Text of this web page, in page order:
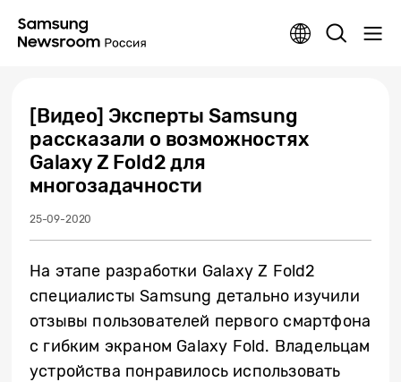
[Видео] Эксперты Samsung
рассказали о возможностях
Galaxy Z Fold2 для
многозадачности
25-09-2020
На этапе разработки Galaxy Z Fold2
специалисты Samsung детально изучили
отзывы пользователей первого смартфона
с гибким экраном Galaxy Fold. Владельцам
устройства понравилось использовать